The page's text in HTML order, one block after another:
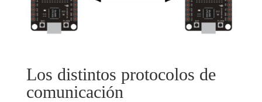
Los distintos protocolos de
comunicación